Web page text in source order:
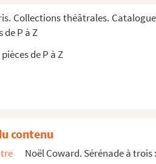
Collections théâtrales.
P à Z
de P à Z
Wallace. 1931
1903
contenu
Noël Coward. Sérénade à